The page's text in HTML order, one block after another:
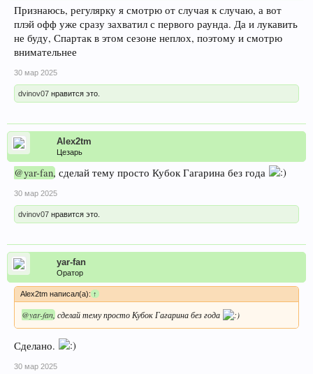
Признаюсь, регулярку я смотрю от случая к случаю, а вот
плэй офф уже сразу захватил с первого раунда. Да и лукавить
не буду, Спартак в этом сезоне неплох, поэтому и смотрю
внимательнее
30 мар 2025
dvinov07 нравится это.
Alex2tm
Цезарь
@yar-fan, сделай тему просто Кубок Гагарина без года
30 мар 2025
dvinov07 нравится это.
yar-fan
Оратор
Alex2tm написал(а):↑
@yar-fan, сделай тему просто Кубок Гагарина без года
Сделано.
30 мар 2025